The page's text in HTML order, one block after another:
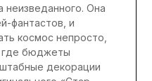
неизведанного. Она
фантастов, и
космос непросто,
где бюджеты
декорации